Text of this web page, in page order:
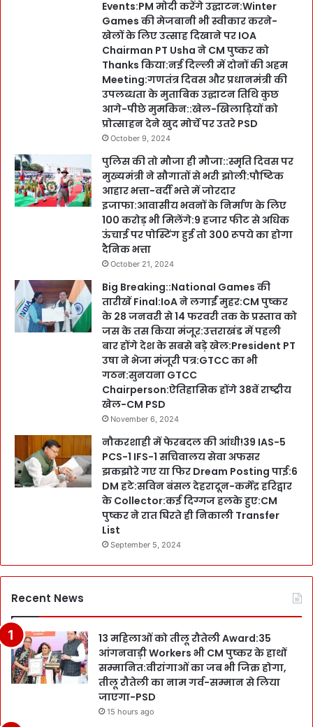
Events:PM मोदी करेंगे उद्घाटन:Winter
Games की मेजबानी भी स्वीकार करने-
खेलों के लिए उत्साह दिखाने पर IOA
Chairman PT Usha ने CM पुष्कर को
Thanks किया:नई दिल्ली में दोनों की अहम
Meeting:गणतंत्र दिवस और प्रधानमंत्री की
उपलब्धता के मुताबिक उद्घाटन तिथि कुछ
आगे-पीछे मुमकिन::खेल-खिलाड़ियों को
प्रोत्साहन देने खुद मोर्चे पर उतरे PSD
October 9, 2024
पुलिस की तो मौजा ही मौजा::स्मृति दिवस पर
मुख्यमंत्री ने सौगातों से भरी झोली:पौष्टिक
आहार भत्ता-वर्दी भत्ते में जोरदार
इजाफा:आवासीय भवनों के निर्माण के लिए
100 करोड़ भी मिलेंगे:9 हजार फीट से अधिक
ऊंचाई पर पोस्टिंग हुई तो 300 रूपये का होगा
दैनिक भत्ता
October 21, 2024
Big Breaking::National Games की
तारीखें Final:IoA ने लगाईं मुहर:CM पुष्कर
के 28 जनवरी से 14 फरवरी तक के प्रस्ताव को
जस के तस किया मंजूर:उत्तराखंड में पहली
बार होंगे देश के सबसे बड़े खेल:President PT
उषा ने भेजा मंजूरी पत्र:GTCC का भी
गठन:सुनयना GTCC
Chairperson:ऐतिहासिक होंगे 38वें राष्ट्रीय
खेल-CM PSD
November 6, 2024
नौकरशाही में फेरबदल की आंधी!39 IAS-5
PCS-1 IFS-1 सचिवालय सेवा अफसर
झकझोरे गए या फिर Dream Posting पाई:6
DM हटे:सविन बंसल देहरादून-कर्मेंद्र हरिद्वार
के Collector:कई दिग्गज हलके हुए:CM
पुष्कर ने रात घिरते ही निकाली Transfer
List
September 5, 2024
Recent News
13 महिलाओं को तीलू रौतेली Award:35
आंगनवाड़ी Workers भी CM पुष्कर के हाथों
सम्मानित:वीरांगाओं का जब भी जिक्र होगा,
तीलू रौतेली का नाम गर्व-सम्मान से लिया
जाएगा-PSD
15 hours ago